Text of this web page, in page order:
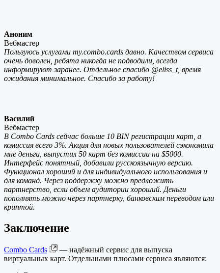
Аноним
Вебмастер
Пользуюсь услугами my.combo.cards давно. Качеством сервиса
очень доволен, ребята никогда не подводили, всегда
информируют заранее. Отдельное спасибо @eliss_t, время
ожидания минимальное. Спасибо за работу!
Василий
Вебмастер
В Combo Cards сейчас больше 10 BIN регистрации карт, а
комиссия всего 3%. Акция для новых пользователей сэкономила
мне деньги, выпустил 50 карт без комиссии на $5000.
Интерфейс понятный, добавили русскоязычную версию.
Функционал хороший и для индивидуального использования и
для команд. Через поддержку можно предложить
партнерство, если объем аудитории хороший. Деньги
пополнять можно через партнерку, банковским переводом или
криптой.
Заключение
Combo Cards
— надёжный сервис для выпуска
виртуальных карт. Отдельными плюсами сервиса являются: